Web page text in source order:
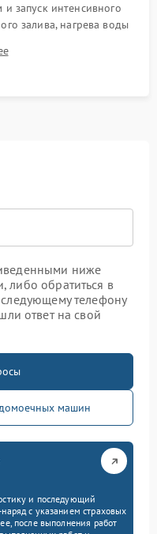
запуск интенсивного
залива, нагрева воды
посторонних шумов,
сухости в поддоне.
ниже
либо обратиться в
телефону
ответ на свой
машин
и последующий
с указанием страховых
после выполнения работ